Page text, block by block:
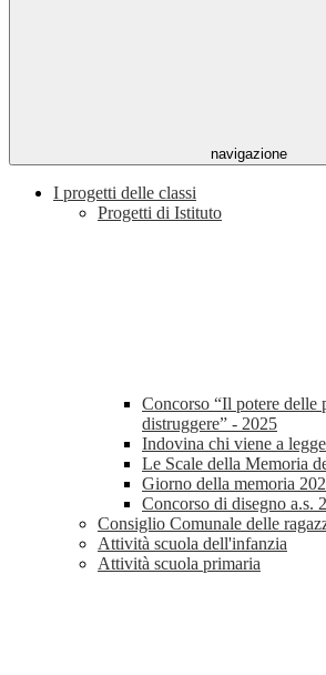
navigazione
I progetti delle classi
Progetti di Istituto
Concorso “Il potere delle
distruggere” - 2025
Indovina chi viene a
Le Scale della Memoria
Giorno della memoria
Concorso di disegno a.s.
Consiglio Comunale delle
Attività scuola dell'infanzia
Attività scuola primaria